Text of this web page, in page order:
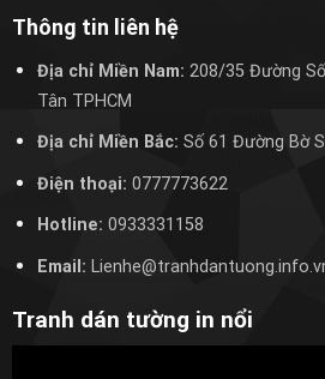
Thông tin liên hệ
Địa chỉ Miền Nam: 208/35 Đường
Tân TPHCM
Địa chỉ Miền Bắc: Số 61 Đường Bờ
Điện thoại: 0777773622
Hotline: 0933331158
Email:
Tranh dán tường in nổi